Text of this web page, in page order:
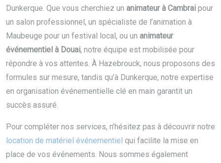
Dunkerque. Que vous cherchiez un animateur à Cambrai pour
un salon professionnel, un spécialiste de l’animation à
Maubeuge pour un festival local, ou un animateur
événementiel à Douai, notre équipe est mobilisée pour
répondre à vos attentes. À Hazebrouck, nous proposons des
formules sur mesure, tandis qu’à Dunkerque, notre expertise
en organisation événementielle clé en main garantit un
succès assuré.
Pour compléter nos services, n’hésitez pas à découvrir notre
location de matériel événementiel qui facilite la mise en
place de vos événements. Nous sommes également